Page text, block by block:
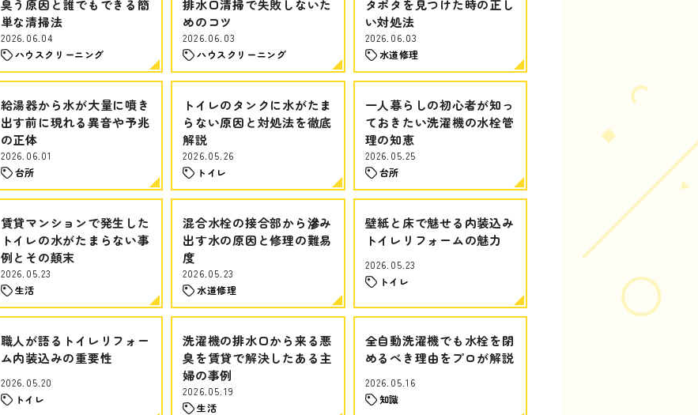
臭う原因と誰でもできる簡
単な清掃法
2026.06.04
ハウスクリーニング
排水口清掃で失敗しないた
めのコツ
2026.06.03
ハウスクリーニング
タポタを見つけた時の正し
い対処法
2026.06.03
水道修理
給湯器から水が大量に噴き
出す前に現れる異音や予兆
の正体
2026.06.01
台所
トイレのタンクに水がたま
らない原因と対処法を徹底
解説
2026.05.26
トイレ
一人暮らしの初心者が知っ
ておきたい洗濯機の水栓管
理の知恵
2026.05.25
台所
賃貸マンションで発生した
トイレの水がたまらない事
例とその顛末
2026.05.23
生活
混合水栓の接合部から滲み
出す水の原因と修理の難易
度
2026.05.23
水道修理
壁紙と床で魅せる内装込み
トイレリフォームの魅力
2026.05.23
トイレ
職人が語るトイレリフォー
ム内装込みの重要性
2026.05.20
トイレ
洗濯機の排水口から来る悪
臭を賃貸で解決したある主
婦の事例
2026.05.19
生活
全自動洗濯機でも水栓を閉
めるべき理由をプロが解説
2026.05.16
知識